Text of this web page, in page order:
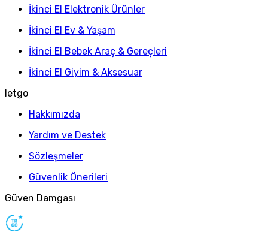
İkinci El Elektronik Ürünler
İkinci El Ev & Yaşam
İkinci El Bebek Araç & Gereçleri
İkinci El Giyim & Aksesuar
letgo
Hakkımızda
Yardım ve Destek
Sözleşmeler
Güvenlik Önerileri
Güven Damgası